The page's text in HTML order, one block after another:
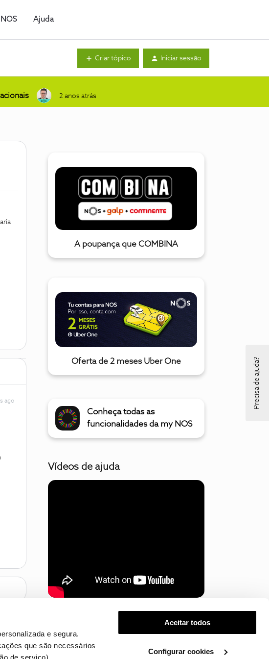
e segura.
que são necessários
Aceitar todos
Configurar cookies
Ajuda
Criar tópico Iniciar sessão
2 anos atrás
ago
A poupança que COMBINA
Oferta de 2 meses Uber One
Conheça todas as
funcionalidades da my NOS
Vídeos de ajuda
Precisa de ajuda?